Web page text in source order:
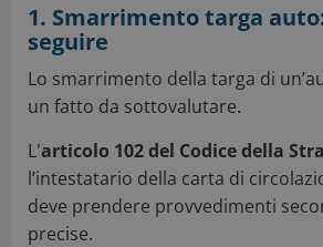
1. Smarrimento targa
seguire
Lo smarrimento della targa di
un fatto da sottovalutare.
L'articolo 102 del Codice della
l’intestatario della carta di
deve prendere provvedimenti
precise.